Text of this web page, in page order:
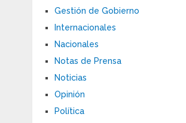
Gestión de Gobierno
Internacionales
Nacionales
Notas de Prensa
Noticias
Opinión
Política